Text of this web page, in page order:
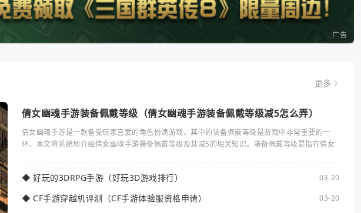
广告
更多
倩女幽魂手游装备佩戴等级（倩女幽魂手游装备佩戴等级减5怎么弄）
倩女幽魂手游是一款备受玩家喜爱的角色扮演游戏，其中的装备佩戴等级是游戏中非常重要的一
环。本文将系统地介绍倩女幽魂手游装备佩戴等级及其减5的相关知识。装备佩戴等级是指在倩女
◆ 好玩的3DRPG手游（好玩3D游戏排行） 03-20
◆ CF手游穿越机评测（CF手游体验服资格申请） 03-20